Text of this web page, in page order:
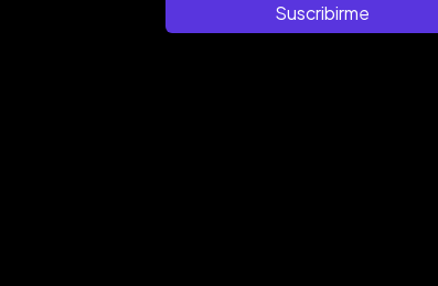
Suscribirme